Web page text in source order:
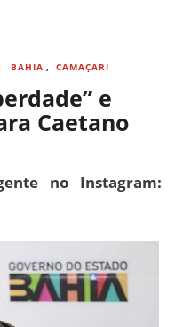
BAHIA , CAMAÇARI
e
Caetano
no Instagram: